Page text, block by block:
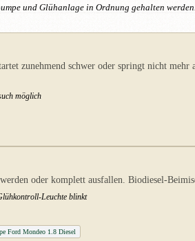
und Glühanlage in Ordnung gehalten werden.
zunehmend schwer oder springt nicht
möglich
oder komplett ausfallen. Biodiesel-
Leuchte blinkt
Ford Mondeo 1.8 Diesel